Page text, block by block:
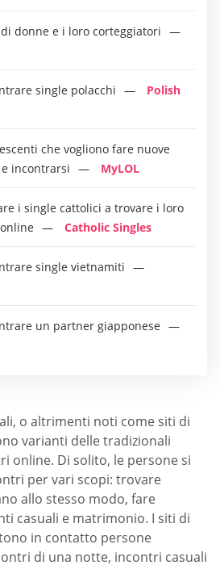
donne e i loro corteggiatori
single polacchi
Polish
che vogliono fare nuove
incontrarsi
MyLOL
i single cattolici a trovare i loro
Catholic Singles
single vietnamiti
un partner giapponese
o altrimenti noti come siti di
varianti delle tradizionali
online. Di solito, le persone si
per vari scopi: trovare
allo stesso modo, fare
casuali e matrimonio. I siti di
in contatto persone
di una notte, incontri casuali